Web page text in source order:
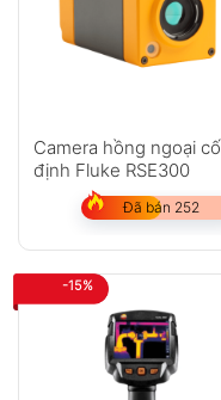
Camera hồng ngoại cố
định Fluke RSE300
Đã bán 252
-15%